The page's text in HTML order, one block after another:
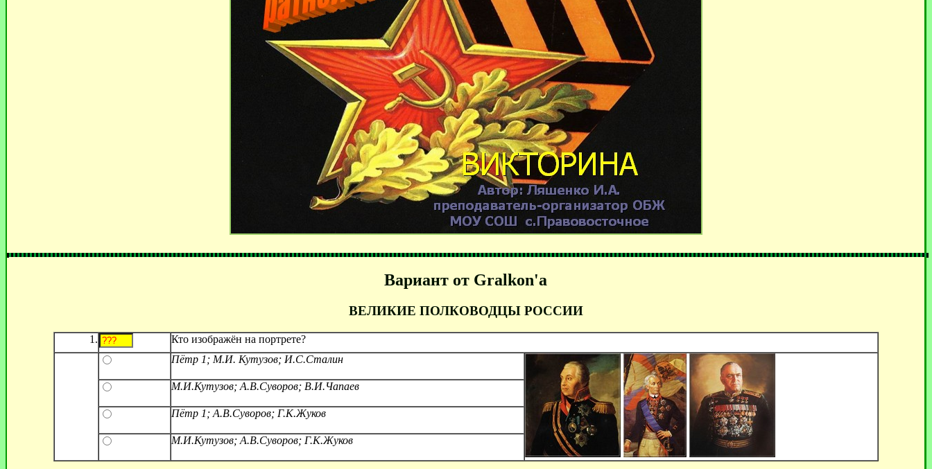
Вариант от Gralkon'a
ВЕЛИКИЕ ПОЛКОВОДЦЫ РОССИИ
1.
Кто изображён на портрете?
Пётр 1; М.И. Кутузов; И.С.Сталин
М.И.Кутузов; А.В.Суворов; В.И.Чапаев
Пётр 1; А.В.Суворов; Г.К.Жуков
М.И.Кутузов; А.В.Суворов; Г.К.Жуков